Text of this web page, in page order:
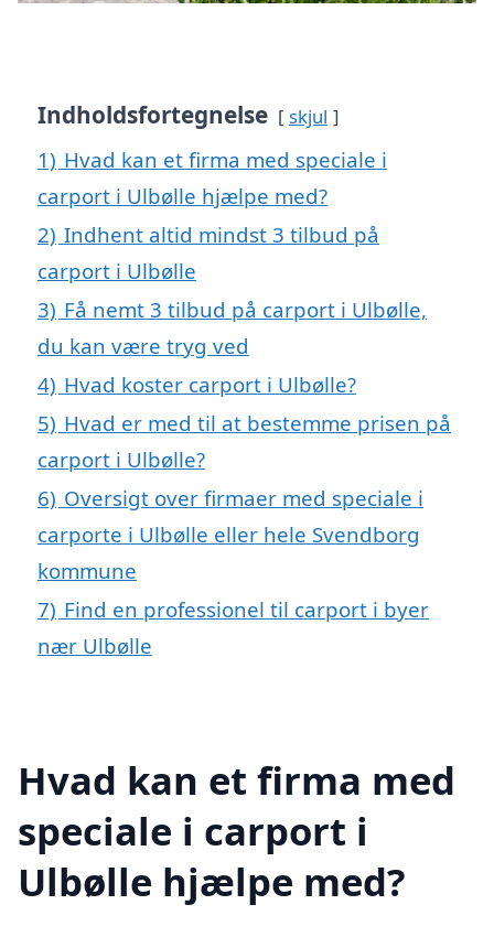
Indholdsfortegnelse skjul
1) Hvad kan et firma med speciale i
carport i Ulbølle hjælpe med?
2) Indhent altid mindst 3 tilbud på
carport i Ulbølle
3) Få nemt 3 tilbud på carport i Ulbølle,
du kan være tryg ved
4) Hvad koster carport i Ulbølle?
5) Hvad er med til at bestemme prisen på
carport i Ulbølle?
6) Oversigt over firmaer med speciale i
carporte i Ulbølle eller hele Svendborg
kommune
7) Find en professionel til carport i byer
nær Ulbølle
Hvad kan et firma med
speciale i carport i
Ulbølle hjælpe med?